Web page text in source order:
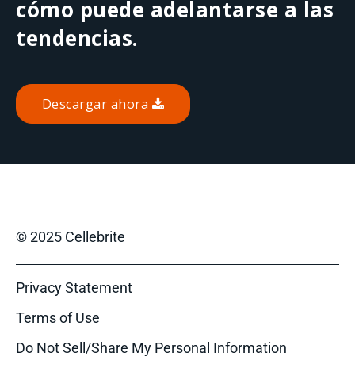
cómo puede adelantarse a las
tendencias.
Descargar ahora
© 2025 Cellebrite
Privacy Statement
Terms of Use
Do Not Sell/Share My Personal Information